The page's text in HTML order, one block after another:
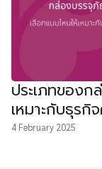
ประเภทของ
เหมาะกับธุร
4 February 2025